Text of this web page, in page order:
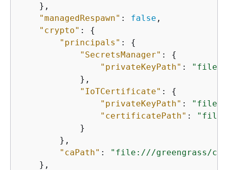
    },
"managedRespawn" : false ,
"crypto" : {
"principals" : {
"SecretsManager" : {
"privateKeyPath" :
            },
"IoTCertificate" : {
"privateKeyPath" :
"certificatePath" :
            }
        },
"caPath" :
"file:///greengrass/
    },